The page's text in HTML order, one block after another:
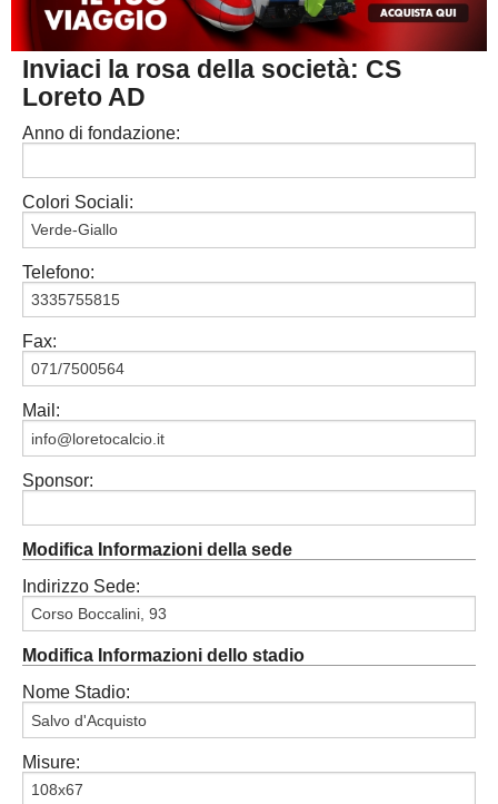
MACERATA
PESARO URBINO
ECCELLENZA
PROMOZIONE
1^ CATEGORIA
3^ CATEGORIA
GIOVANILI
REGIONALI
DIRETTA
Inviaci la rosa della società: CS
Loreto AD
Anno di fondazione:
Colori Sociali:
Telefono:
Fax:
Mail:
Sponsor:
Modifica Informazioni della sede
Indirizzo Sede:
Modifica Informazioni dello stadio
Nome Stadio:
Misure: